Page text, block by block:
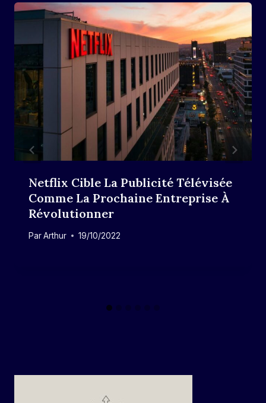
Netflix Cible La Publicité Télévisée
Comme La Prochaine Entreprise À
Révolutionner
ParArthur 19/10/2022